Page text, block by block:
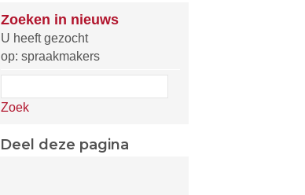
Zoeken in nieuws
U heeft gezocht
op: spraakmakers
Zoek
Deel deze pagina